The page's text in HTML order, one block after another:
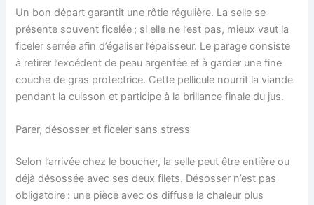
Un bon départ garantit une rôtie régulière. La selle se
présente souvent ficelée ; si elle ne l’est pas, mieux vaut la
ficeler serrée afin d’égaliser l’épaisseur. Le parage consiste
à retirer l’excédent de peau argentée et à garder une fine
couche de gras protectrice. Cette pellicule nourrit la viande
pendant la cuisson et participe à la brillance finale du jus.
Parer, désosser et ficeler sans stress
Selon l’arrivée chez le boucher, la selle peut être entière ou
déjà désossée avec ses deux filets. Désosser n’est pas
obligatoire : une pièce avec os diffuse la chaleur plus